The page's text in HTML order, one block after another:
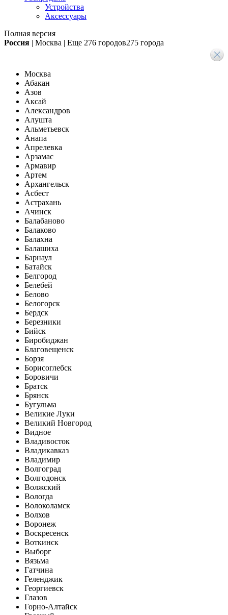
Устройства
Аксессуары
Полная версия
Россия | Москва | Еще 276 городов275 города
Москва
Абакан
Азов
Аксай
Александров
Алушта
Альметьевск
Анапа
Апрелевка
Арзамас
Армавир
Артем
Архангельск
Асбест
Астрахань
Ачинск
Балабаново
Балаково
Балахна
Балашиха
Барнаул
Батайск
Белгород
Белебей
Белово
Белогорск
Бердск
Березники
Бийск
Биробиджан
Благовещенск
Борзя
Борисоглебск
Боровичи
Братск
Брянск
Бугульма
Великие Луки
Великий Новгород
Видное
Владивосток
Владикавказ
Владимир
Волгоград
Волгодонск
Волжский
Вологда
Волоколамск
Волхов
Воронеж
Воскресенск
Воткинск
Выборг
Вязьма
Гатчина
Геленджик
Георгиевск
Глазов
Горно-Алтайск